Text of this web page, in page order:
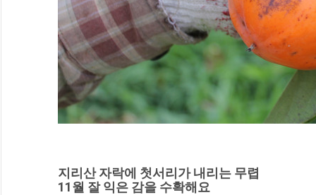
지리산 자락에 첫서리가 내리는 무렵
11월 잘 익은 감을 수확해요